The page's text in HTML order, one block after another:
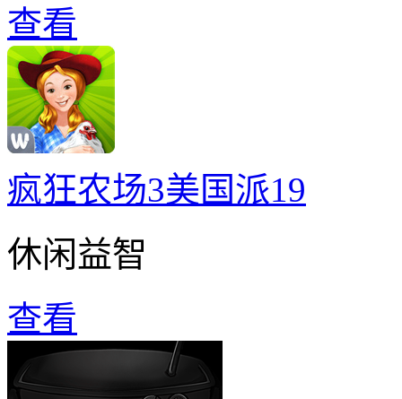
查看
疯狂农场3美国派19
休闲益智
查看